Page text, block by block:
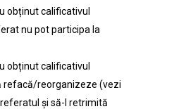
obținut calificativul
nu pot participa la
obținut calificativul
refacă/reorganizeze (vezi
și să-l retrimită